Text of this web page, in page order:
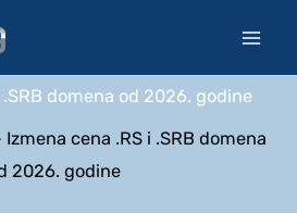
.SRB domena od 2026. godine
Izmena cena .RS i .SRB domena
2026. godine